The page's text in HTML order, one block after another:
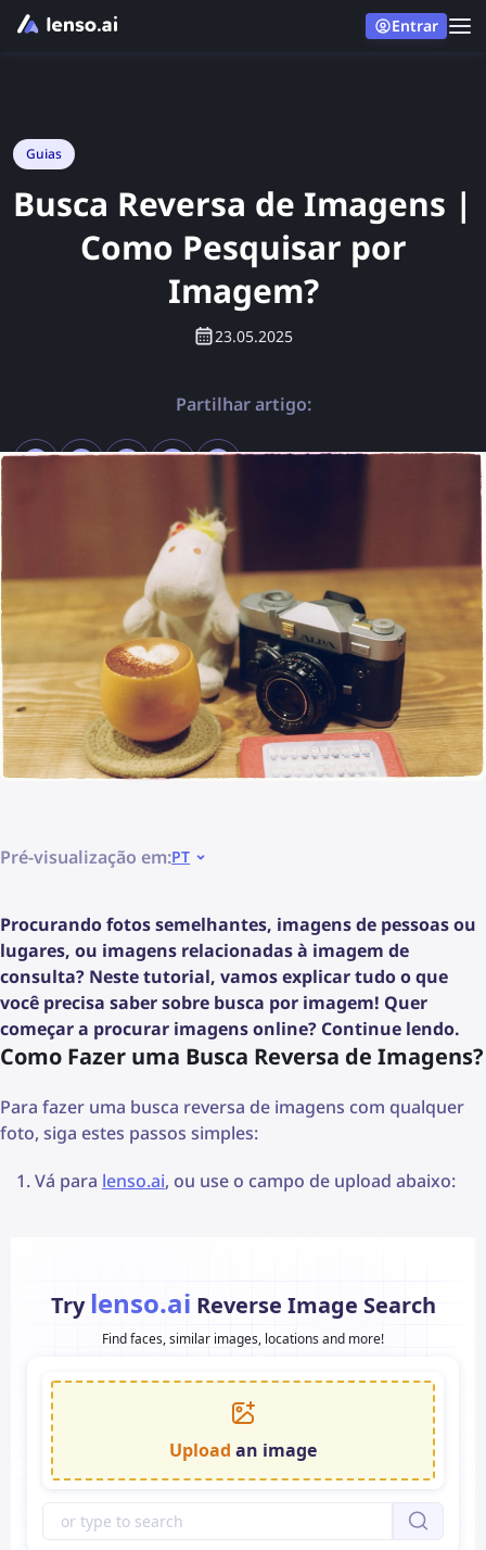
Entrar
Guias
Busca Reversa de Imagens |
Como Pesquisar por
Imagem?
23.05.2025
Partilhar artigo:
Pré-visualização em:PT
Procurando fotos semelhantes, imagens de pessoas ou
lugares, ou imagens relacionadas à imagem de
consulta? Neste tutorial, vamos explicar tudo o que
você precisa saber sobre busca por imagem! Quer
começar a procurar imagens online? Continue lendo.
Como Fazer uma Busca Reversa de Imagens?
Para fazer uma busca reversa de imagens com qualquer
foto, siga estes passos simples:
Vá para lenso.ai, ou use o campo de upload abaixo: